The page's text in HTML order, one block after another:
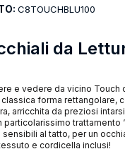
da
e vedere da vicino Touch
forma rettangolare,
arricchita da preziosi
trattamento
al tatto, per un
e cordicella inclusi!
C8TOUCHBLU100